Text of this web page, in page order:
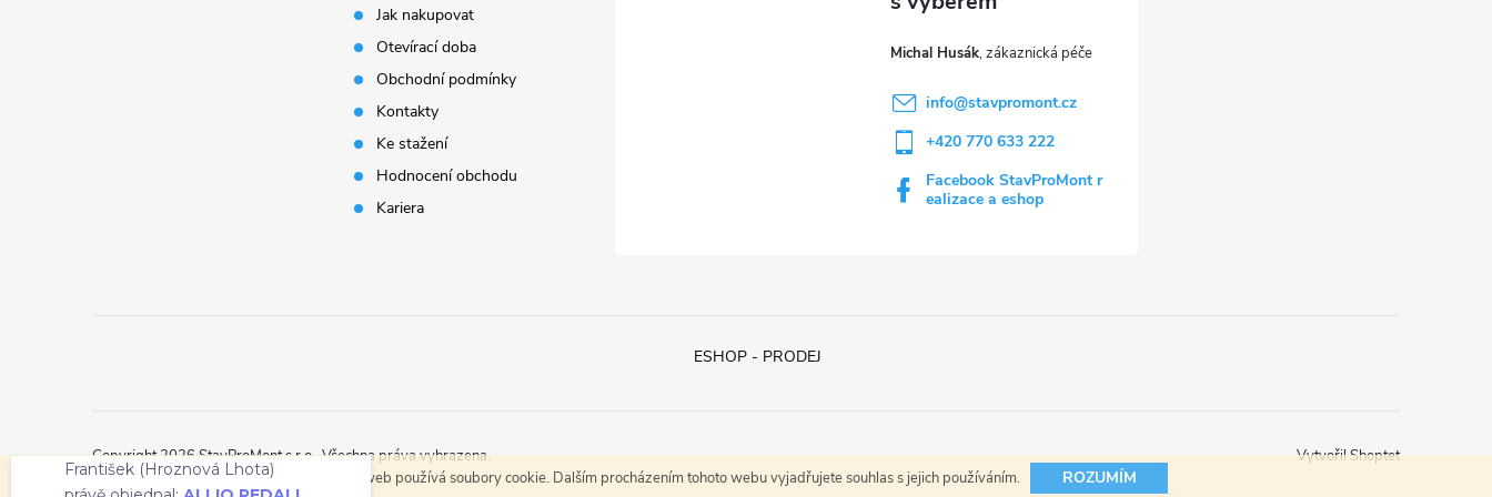
Tento web používá soubory cookie. Dalším procházením tohoto webu vyjadřujete souhlas s jejich používáním. ROZUMÍM
Jak nakupovat
Otevírací doba
Obchodní podmínky
Kontakty
Ke stažení
Hodnocení obchodu
Kariera
Michal Husák
info@stavpromont.cz
+420 770 633 222
Facebook StavProMont r
ealizace a eshop
ESHOP - PRODEJ
Vytvořil Shoptet
Copyright 2026StavProMont s.r.o.. Všechna práva vyhrazena.
CROSSIQ PED vyrovnávací křížek
do písku a drtě, spára 3mm,